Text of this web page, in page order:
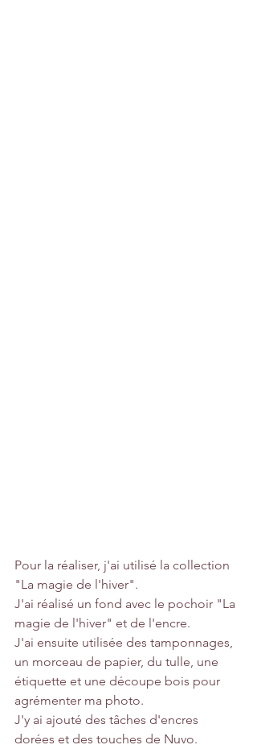
Pour la réaliser, j'ai utilisé la collection
"La magie de l'hiver".
J'ai réalisé un fond avec le pochoir "La
magie de l'hiver" et de l'encre.
J'ai ensuite utilisée des tamponnages,
un morceau de papier, du tulle, une
étiquette et une découpe bois pour
agrémenter ma photo.
J'y ai ajouté des tâches d'encres
dorées et des touches de Nuvo.